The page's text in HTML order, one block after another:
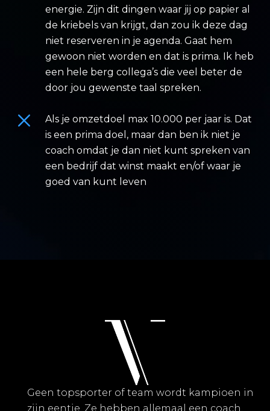
energie. Zijn dit dingen waar jij op papier al
de kriebels van krijgt, dan zou ik deze dag
niet reserveren in je agenda. Gaat hem
gewoon niet worden en dat is prima. Ik heb
een hele berg collega’s die veel beter de
door jou gewenste taal spreken.
Als je omzetdoel max 10.000 per jaar is. Dat
is een prima doel, maar dan ben ik niet je
coach omdat je dan niet kunt spreken van
een bedrijf dat winst maakt en/of waar je
goed van kunt leven
Geen topsporter of team wordt kampioen in
zijn eentje. Ze hebben allemaal een coach.